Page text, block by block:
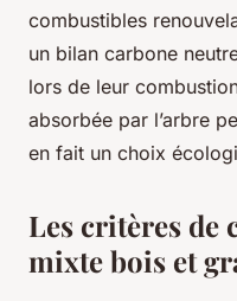
combustibles
un bilan carbone
lors de leur
absorbée par l’arbre
en fait un choix
Les critères de
mixte bois et